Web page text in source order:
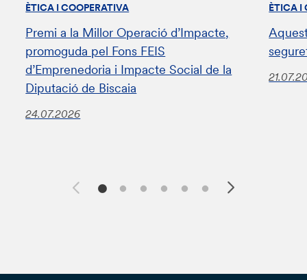
ÈTICA I COOPERATIVA
Premi a la Millor Operació d’Impacte,
promoguda pel Fons FEIS
d’Emprenedoria i Impacte Social de la
Diputació de Biscaia
24.07.2026
ÈTICA I